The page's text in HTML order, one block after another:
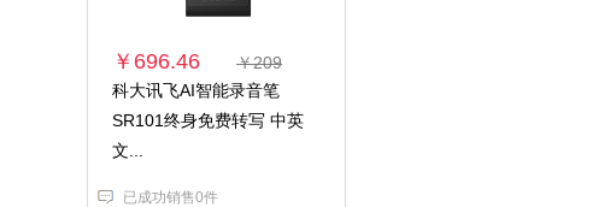
￥696.46
￥209
科大讯飞AI智能录音笔
SR101终身免费转写 中英
文...
已成功销售0件